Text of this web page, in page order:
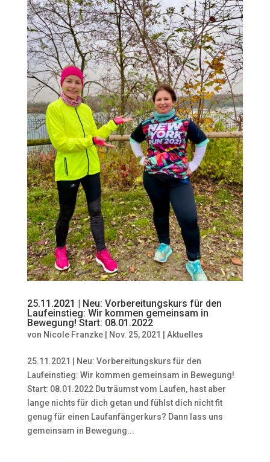
25.11.2021 | Neu: Vorbereitungskurs für den
Laufeinstieg: Wir kommen gemeinsam in
Bewegung! Start: 08.01.2022
von Nicole Franzke| Nov. 25, 2021 Aktuelles
25.11.2021 | Neu: Vorbereitungskurs für den
Laufeinstieg: Wir kommen gemeinsam in Bewegung!
Start: 08.01.2022 Du träumst vom Laufen, hast aber
lange nichts für dich getan und fühlst dich nicht fit
genug für einen Laufanfängerkurs? Dann lass uns
gemeinsam in Bewegung...